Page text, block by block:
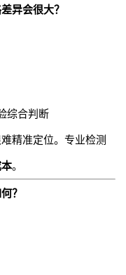
异会很大？
综合判断
精准定位。专业检测
。
？